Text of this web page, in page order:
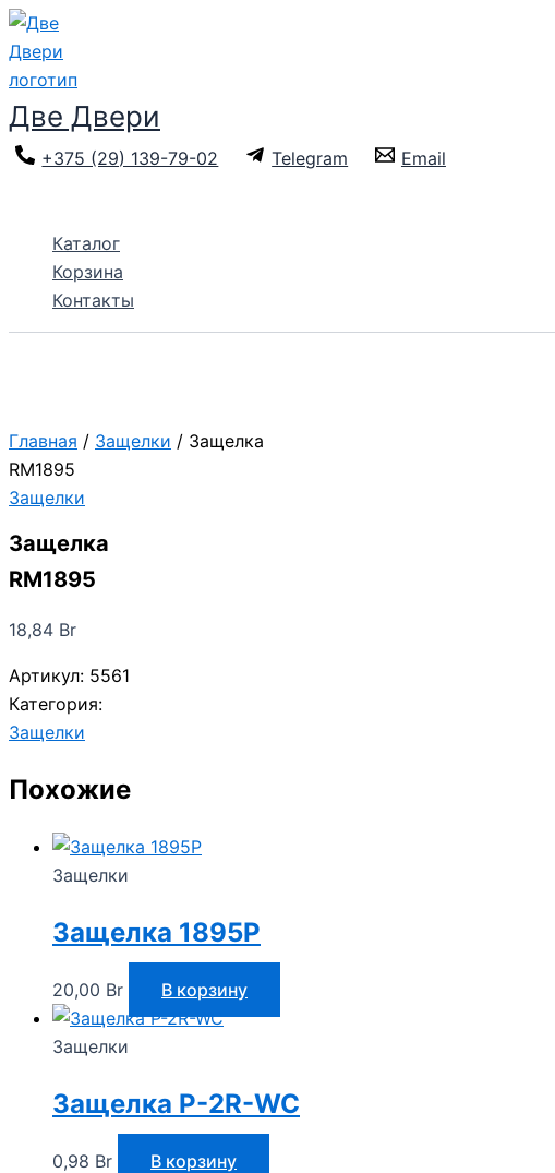
Перейти
к
содержимому
Две Двери
+375 (29) 139-79-02 Telegram Email
Каталог
Корзина
Контакты
Главная / Защелки / Защелка
RM1895
Защелки
Защелка
RM1895
18,84 Br
Артикул: 5561
Категория:
Защелки
Похожие
Защелки
Защелка 1895P
20,00 Br В корзину
Защелки
Защелка P-2R-WC
0,98 Br В корзину